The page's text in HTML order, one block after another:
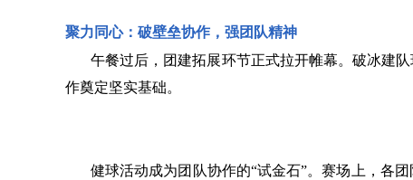
聚力同心：破壁垒协作，强团队精神
午餐过后，团建拓展环节正式拉开帷幕。破冰建
作奠定坚实基础。
健球活动成为团队协作的“试金石”。赛场上，各